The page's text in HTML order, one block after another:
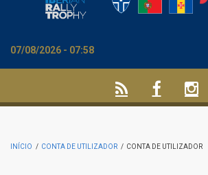
07/08/2026 - 07:58
INÍCIO / CONTA DE UTILIZADOR / CONTA DE UTILIZADOR